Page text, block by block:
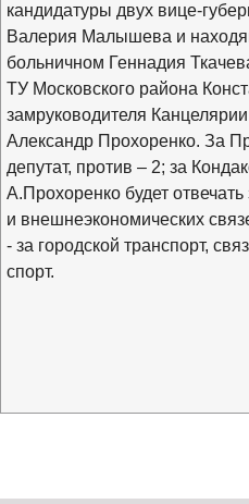
кандидатуры двух вице-
Валерия Малышева и
больничном Геннадия
ТУ Московского района
замруководителя
Александр Прохоренко. За
депутат, против – 2; за
А.Прохоренко будет
и внешнеэкономических
- за городской транспорт,
спорт.